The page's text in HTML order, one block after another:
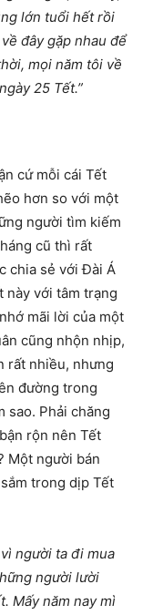
lớn tuổi hết rồi
đây gặp nhau để
mọi năm tôi về
25 Tết.”
cứ mỗi cái Tết
hơn so với một
người tìm kiếm
cũ thì rất
chia sẻ với Đài Á
này với tâm trạng
mãi lời của một
cũng nhộn nhịp,
rất nhiều, nhưng
đường trong
sao. Phải chăng
rộn nên Tết
Một người bán
trong dịp Tết
người ta đi mua
người lười
Mấy năm nay mì